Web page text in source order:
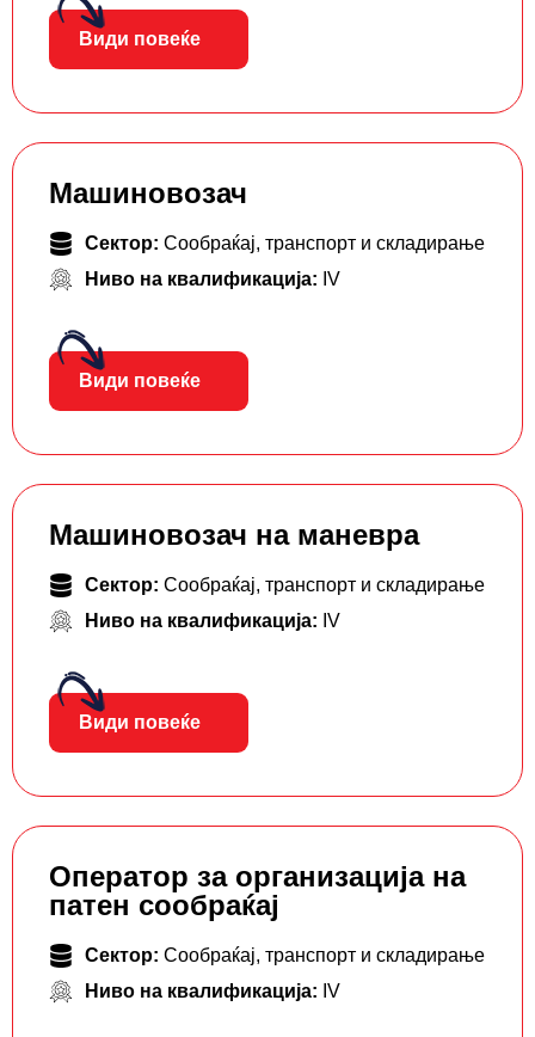
Види повеќе
Машиновозач
Сектор: Сообраќај, транспорт и складирање
Ниво на квалификација: IV
Види повеќе
Машиновозач на маневра
Сектор: Сообраќај, транспорт и складирање
Ниво на квалификација: IV
Види повеќе
Оператор за организација на
патен сообраќај
Сектор: Сообраќај, транспорт и складирање
Ниво на квалификација: IV